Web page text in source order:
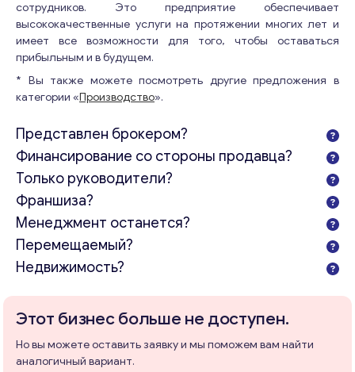
сотрудников. Это предприятие обеспечивает
высококачественные услуги на протяжении многих лет и
имеет все возможности для того, чтобы оставаться
прибыльным и в будущем.
* Вы также можете посмотреть другие предложения в
категории «Производство».
Представлен брокером?
Финансирование со стороны продавца?
Только руководители?
Франшиза?
Менеджмент останется?
Перемещаемый?
Недвижимость?
Этот бизнес больше не доступен.
Но вы можете оставить заявку и мы поможем вам найти
аналогичный вариант.